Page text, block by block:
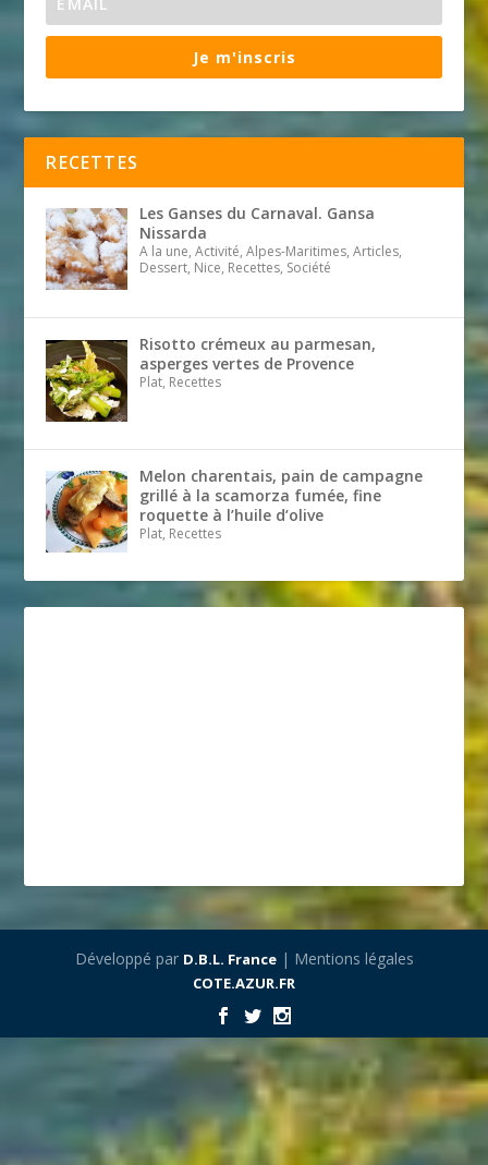
Je m'inscris
RECETTES
Les Ganses du Carnaval. Gansa
Nissarda
A la une, Activité, Alpes-Maritimes, Articles,
Dessert, Nice, Recettes, Société
Risotto crémeux au parmesan,
asperges vertes de Provence
Plat, Recettes
Melon charentais, pain de campagne
grillé à la scamorza fumée, fine
roquette à l’huile d’olive
Plat, Recettes
Développé par D.B.L. France| Mentions légales
COTE.AZUR.FR